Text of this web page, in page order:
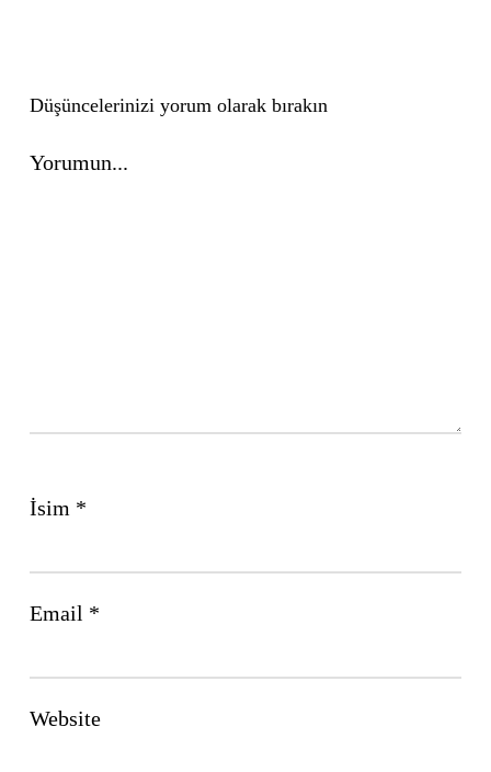
Düşüncelerinizi yorum olarak bırakın
Yorumun...
İsim *
Email *
Website